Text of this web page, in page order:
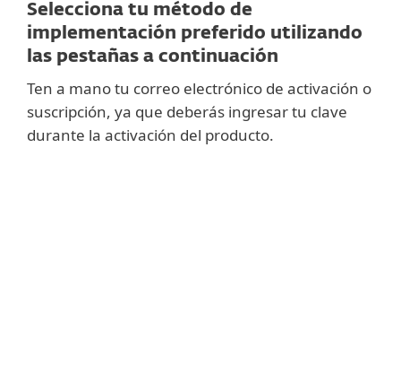
Selecciona tu método de
implementación preferido utilizando
las pestañas a continuación
Ten a mano tu correo electrónico de activación o
suscripción, ya que deberás ingresar tu clave
durante la activación del producto.